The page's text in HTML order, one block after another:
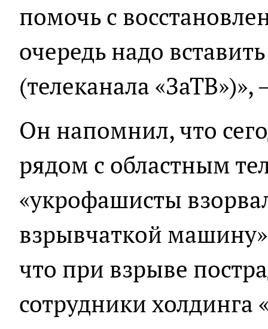
помочь с
очередь надо
(телеканала
Он напомнил, что
рядом с областным
«укрофашисты
взрывчаткой
что при взрыве
сотрудники холдинга